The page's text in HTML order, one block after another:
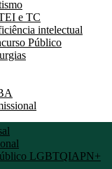
e TC
intelectual
Público
LGBTQIAPN+